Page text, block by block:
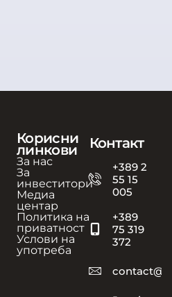
Корисни
линкови
За нас
За
инвеститори
Медиа
центар
Политика на
приватност
Услови на
употреба
Контакт
+389 2
55 15
005
+389
75 319
372